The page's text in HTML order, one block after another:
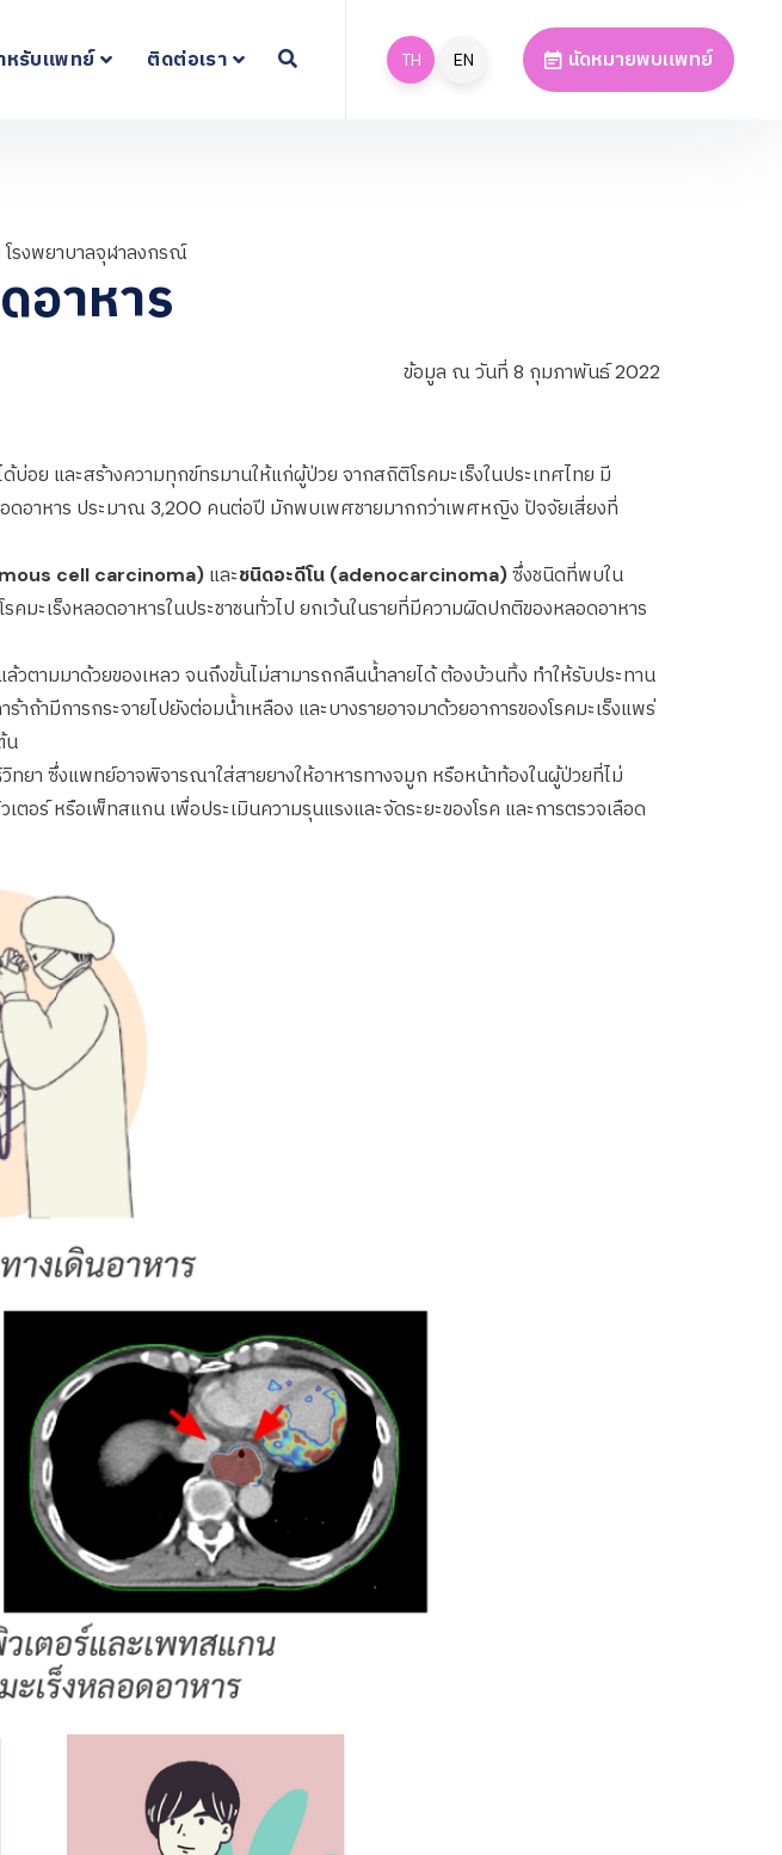
หรับแพทย์ ติดต่อเรา TH EN นัดหมายพบแพทย์
โรงพยาบาลจุฬาลงกรณ์
อาหาร
ข้อมูล ณ วันที่ 8 กุมภาพันธ์ 2022
อย และสร้างความทุกข์ทรมานให้แก่ผู้ป่วย จากสถิติโรคมะเร็งในประเทศไทย มี
ดอาหาร ประมาณ 3,200 คนต่อปี มักพบเพศชายมากกว่าเพศหญิง ปัจจัยเสี่ยงที่
cell carcinoma) และชนิดอะดีโน (adenocarcinoma)ซึ่งชนิดที่พบใน
มะเร็งหลอดอาหารในประชาชนทั่วไป ยกเว้นในรายที่มีความผิดปกติของหลอดอาหาร
ตามมาด้วยของเหลว จนถึงขั้นไม่สามารถกลืนน้ำลายได้ ต้องบ้วนทิ้ง ทำให้รับประทาน
ถ้ามีการกระจายไปยังต่อมน้ำเหลือง และบางรายอาจมาด้วยอาการของโรคมะเร็งแพร่
น
ยา ซึ่งแพทย์อาจพิจารณาใส่สายยางให้อาหารทางจมูก หรือหน้าท้องในผู้ป่วยที่ไม่
อร์ หรือเพ็ทสแกน เพื่อประเมินความรุนแรงและจัดระยะของโรค และการตรวจเลือด